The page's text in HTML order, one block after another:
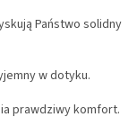
Państwo solidny
w dotyku.
prawdziwy komfort.